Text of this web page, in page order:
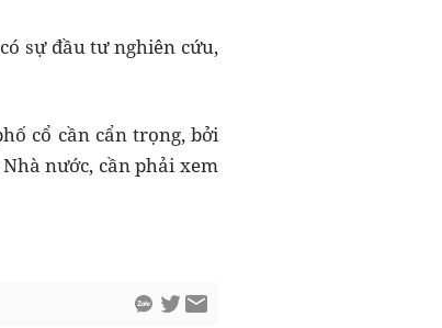
sự đầu tư nghiên cứu,
cổ cần cẩn trọng, bởi
nước, cần phải xem